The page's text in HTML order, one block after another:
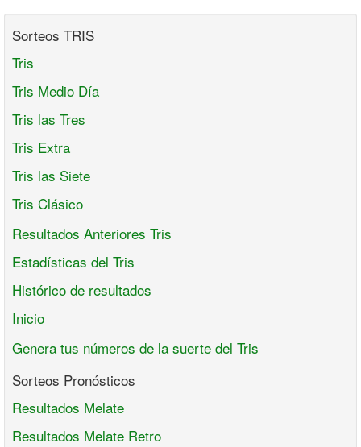
Sorteos TRIS
Tris
Tris Medio Día
Tris las Tres
Tris Extra
Tris las Siete
Tris Clásico
Resultados Anteriores Tris
Estadísticas del Tris
Histórico de resultados
Inicio
Genera tus números de la suerte del Tris
Sorteos Pronósticos
Resultados Melate
Resultados Melate Retro